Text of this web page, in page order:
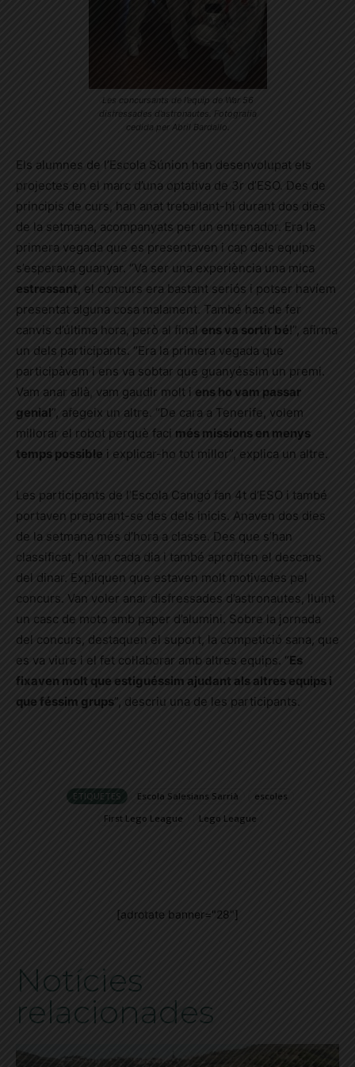
Les concursants de l’equip de War 56
disfressades d’astronautes. Fotografia
cedida per Abril Bardallo.
Els alumnes de l’Escola Súnion han desenvolupat els
projectes en el marc d’una optativa de 3r d’ESO. Des de
principis de curs, han anat treballant-hi durant dos dies
de la setmana, acompanyats per un entrenador. Era la
primera vegada que es presentaven i cap dels equips
s’esperava guanyar. “Va ser una experiència una mica
estressant, el concurs era bastant seriós i potser havíem
presentat alguna cosa malament. També has de fer
canvis d’última hora, però al final ens va sortir bé!”, afirma
un dels participants. “Era la primera vegada que
participàvem i ens va sobtar que guanyéssim un premi.
Vam anar allà, vam gaudir molt i ens ho vam passar
genial”, afegeix un altre. “De cara a Tenerife, volem
millorar el robot perquè faci més missions en menys
temps possible i explicar-ho tot millor”, explica un altre.
Les participants de l’Escola Canigó fan 4t d’ESO i també
portaven preparant-se des dels inicis. Anaven dos dies
de la setmana més d’hora a classe. Des que s’han
classificat, hi van cada dia i també aprofiten el descans
del dinar. Expliquen que estaven molt motivades pel
concurs. Van voler anar disfressades d’astronautes, lluint
un casc de moto amb paper d’alumini. Sobre la jornada
del concurs, destaquen el suport, la competició sana, que
es va viure i el fet col·laborar amb altres equips. “Es
fixaven molt que estiguéssim ajudant als altres equips i
que féssim grups”, descriu una de les participants.
ETIQUETES Escola Salesians Sarrià
escoles
First Lego League
Lego League
[adrotate banner="28"]
Notícies
relacionades